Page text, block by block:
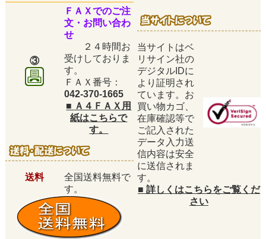
③
ＦＡＸでのご注
文・お問い合わ
せ
２４時間お
受けしておりま
す。
ＦＡＸ番号：
042-370-1665
当サイトはベ
リサイン社の
デジタルIDに
より証明され
ています。お
買い物カゴ、
在庫確認等で
ご記入された
データ入力送
信内容は安全
に送信されま
す。
■ 詳しくはこちらをご覧くだ
さい
■ Ａ４ＦＡＸ用
紙はこちらで
す。
送料
全国送料無料で
す。